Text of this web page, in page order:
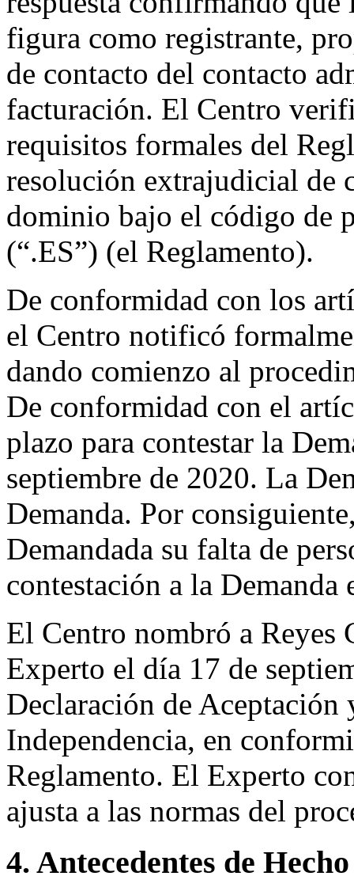
figura como registrante,
de contacto del contacto
facturación. El Centro
requisitos formales del
resolución extrajudicial de
dominio bajo el código de
(“.ES”) (el Reglamento).
De conformidad con los
el Centro notificó
dando comienzo al
De conformidad con el
plazo para contestar la
septiembre de 2020. La
Demanda. Por
Demandada su falta de
contestación a la
El Centro nombró a Reyes
Experto el día 17 de
Declaración de Aceptación
Independencia, en
Reglamento. El Experto
ajusta a las normas del
4. Antecedentes de Hecho